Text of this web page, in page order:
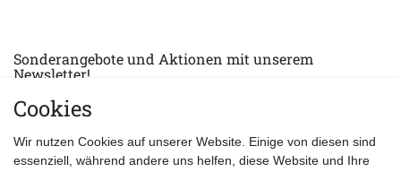
Sonderangebote und Aktionen mit unserem
Newsletter!
E-MAIL *
Datenschutzerklärung
Cookies
Wir nutzen Cookies auf unserer Website. Einige von diesen sind
essenziell, während andere uns helfen, diese Website und Ihre